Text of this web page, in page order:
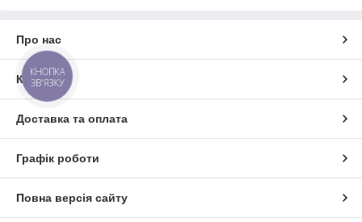
Про нас
Контакти
Доставка та оплата
Графік роботи
Повна версія сайту
КНОПКА
ЗВ'ЯЗКУ